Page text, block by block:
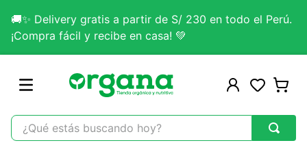
🚚✨ Delivery gratis a partir de S/ 230 en todo el Perú.
¡Compra fácil y recibe en casa! 💚
¿Qué estás buscando hoy?